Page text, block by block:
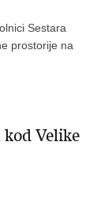
Sestara
prostorije na
Velike